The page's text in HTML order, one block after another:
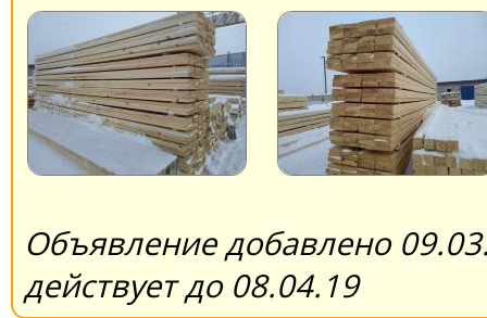
Объявление добавлено
действует до 08.04.19